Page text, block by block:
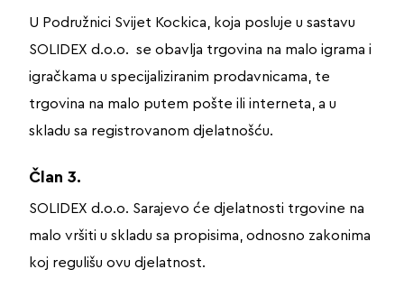
U Podružnici Svijet Kockica, koja posluje u sastavu
SOLIDEX d.o.o. se obavlja trgovina na malo igrama i
igračkama u specijaliziranim prodavnicama, te
trgovina na malo putem pošte ili interneta, a u
skladu sa registrovanom djelatnošću.
Član 3.
SOLIDEX d.o.o. Sarajevo će djelatnosti trgovine na
malo vršiti u skladu sa propisima, odnosno zakonima
koj regulišu ovu djelatnost.